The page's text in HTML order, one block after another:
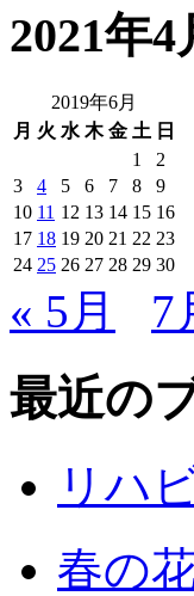
2021年4
2019年6月
月 火 水 木 金 土 日
1
2
3
4 5 6 7 8
9
10 11 12 13 14 15 16
17 18 19 20 21 22 23
24 25 26 27 28 29 30
« 5月 7
最近の
リハ
春の